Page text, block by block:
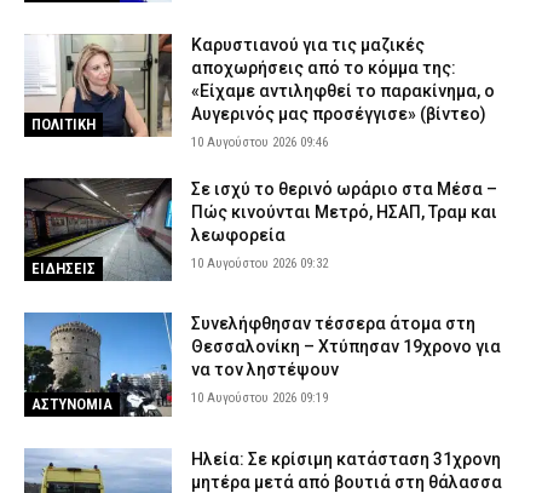
ΠΟΛΙΤΙΚΗ
Καρυστιανού για τις μαζικές
αποχωρήσεις από το κόμμα της:
«Είχαμε αντιληφθεί το παρακίνημα, ο
Αυγερινός μας προσέγγισε» (βίντεο)
10 Αυγούστου 2026 09:46
ΕΙΔΗΣΕΙΣ
Σε ισχύ το θερινό ωράριο στα Μέσα –
Πώς κινούνται Μετρό, ΗΣΑΠ, Τραμ και
λεωφορεία
10 Αυγούστου 2026 09:32
ΑΣΤΥΝΟΜΙΑ
Συνελήφθησαν τέσσερα άτομα στη
Θεσσαλονίκη – Χτύπησαν 19χρονο για
να τον ληστέψουν
10 Αυγούστου 2026 09:19
Ηλεία: Σε κρίσιμη κατάσταση 31χρονη
μητέρα μετά από βουτιά στη θάλασσα